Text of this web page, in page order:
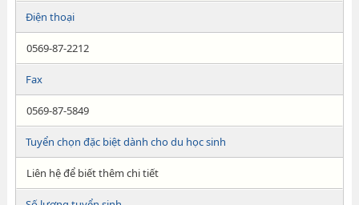
Điện thoại
0569-87-2212
Fax
0569-87-5849
Tuyển chọn đặc biệt dành cho du học sinh
Liên hệ để biết thêm chi tiết